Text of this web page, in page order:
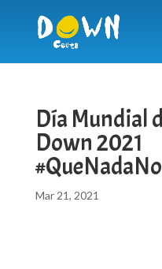
Día Mundial
Down 2021
Mar 21, 2021